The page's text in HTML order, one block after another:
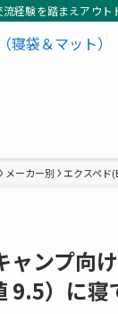
経験を踏まえアウト
メーカー別 エクスペド
ンプ向
）に寝